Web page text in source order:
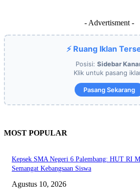
- Advertisment -
⚡ Ruang Iklan
Posisi: Sidebar
Klik untuk pasang
Pasang Sekarang
MOST POPULAR
Kepsek SMA Negeri 6 Palembang: HUT RI
Semangat Kebangsaan Siswa
Agustus 10, 2026